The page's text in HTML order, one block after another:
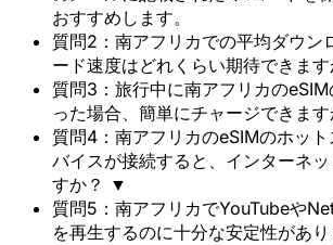
おすすめします。
質問2：南アフリカでの平均ダウン
ード速度はどれくらい期待できます
質問3：旅行中に南アフリカの
った場合、簡単にチャージできます
質問4：南アフリカのeSIMのホッ
バイスが接続すると、インターネ
すか？ ▼
質問5：南アフリカでYouTubeや
を再生するのに十分な安定性があり